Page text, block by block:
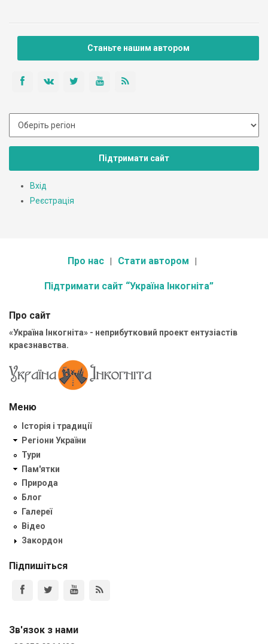
Станьте нашим автором
Підтримати сайт
Вхід
Реєстрація
Про нас Стати автором
Підтримати сайт “Україна Інкогніта”
Про сайт
«Україна Інкогніта» - неприбутковий проект ентузіастів
краєзнавства.
Меню
Історія і традиції
Регіони України
Тури
Пам'ятки
Природа
Блог
Галереї
Відео
Закордон
Підпишіться
Зв'язок з нами